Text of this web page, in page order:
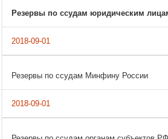
Резервы по ссудам юридическим
Резервы по ссудам Минфину России